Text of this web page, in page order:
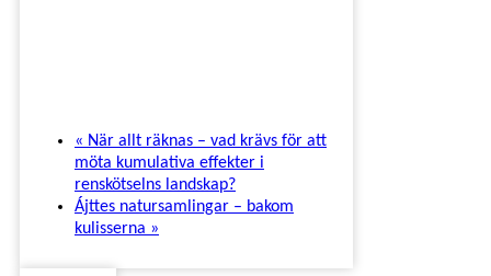
« När allt räknas – vad krävs för att
möta kumulativa effekter i
renskötselns landskap?
Ájttes natursamlingar – bakom
kulisserna »